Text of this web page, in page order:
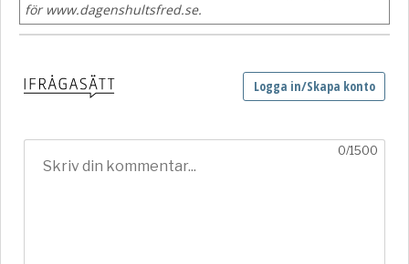
för www.dagenshultsfred.se.